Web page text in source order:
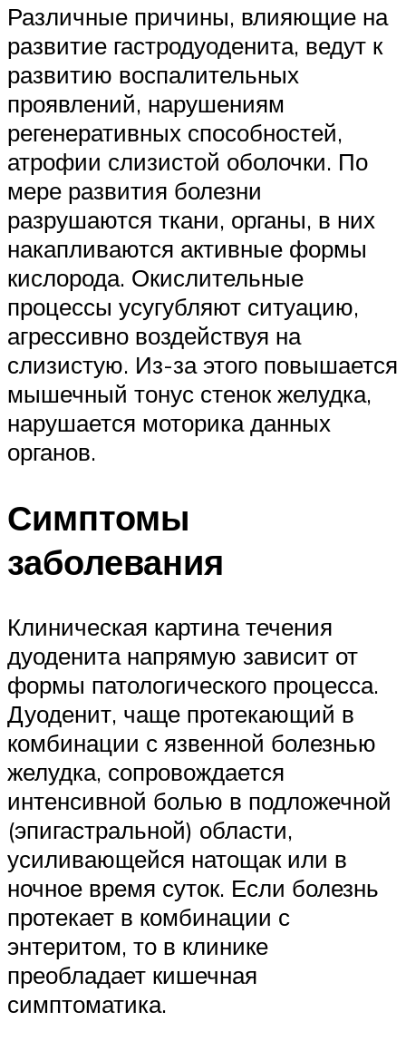
Различные причины, влияющие на
развитие гастродуоденита, ведут к
развитию воспалительных
проявлений, нарушениям
регенеративных способностей,
атрофии слизистой оболочки. По
мере развития болезни
разрушаются ткани, органы, в них
накапливаются активные формы
кислорода. Окислительные
процессы усугубляют ситуацию,
агрессивно воздействуя на
слизистую. Из-за этого повышается
мышечный тонус стенок желудка,
нарушается моторика данных
органов.
Симптомы
заболевания
Клиническая картина течения
дуоденита напрямую зависит от
формы патологического процесса.
Дуоденит, чаще протекающий в
комбинации с язвенной болезнью
желудка, сопровождается
интенсивной болью в подложечной
(эпигастральной) области,
усиливающейся натощак или в
ночное время суток. Если болезнь
протекает в комбинации с
энтеритом, то в клинике
преобладает кишечная
симптоматика.